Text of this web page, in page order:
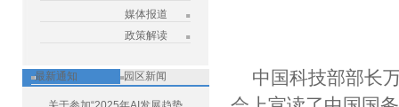
媒体报道
政策解读
最新通知 园区新闻
中国科技部部长